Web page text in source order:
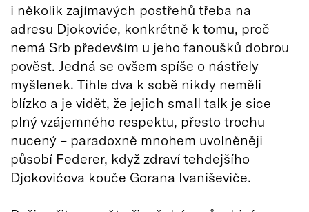
i několik zajímavých postřehů třeba na
adresu Djokoviće, konkrétně k tomu, proč
nemá Srb především u jeho fanoušků dobrou
pověst. Jedná se ovšem spíše o nástřely
myšlenek. Tihle dva k sobě nikdy neměli
blízko a je vidět, že jejich small talk je sice
plný vzájemného respektu, přesto trochu
nucený – paradoxně mnohem uvolněněji
působí Federer, když zdraví tehdejšího
Djokovićova kouče Gorana Ivaniševiče.